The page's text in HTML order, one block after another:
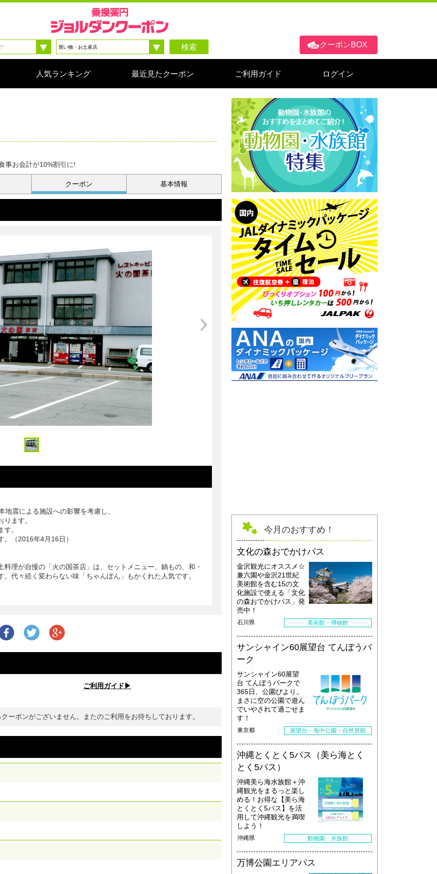
クーポンBOX
検索
人気ランキング 最近見たクーポン ご利用ガイド ログイン
事お会計が10%割引に!
クーポン 基本情報
震による施設への影響を考慮し、
ます。
。
（2016年4月16日）
理が自慢の「火の国茶店」は、セットメニュー、鍋もの、和・
代々続く変わらない味「ちゃんぽん」もかくれた人気です。
ご利用ガイド▶︎
ーポンがございません。またのご利用をお待ちしております。
今月のおすすめ！
文化の森おでかけパス
金沢観光にオススメ☆
兼六園や金沢21世紀
美術館を含む15の文
化施設で使える「文化
の森おでかけパス」発
売中！
石川県 美術館・博物館
サンシャイン60展望台 てんぼうパ
ーク
サンシャイン60展望
台 てんぼうパークで
365日、公園びより。
まさに空の公園で遊ん
でいやされて過ごせま
す！
東京都 展望台・海中公園・自然景観
沖縄とくとく5パス（美ら海とく
とく5パス）
沖縄美ら海水族館＋沖
縄観光をまるっと楽し
める！お得な【美ら海
とくとく5パス】を活
用して沖縄観光を満喫
しよう！
沖縄県 動物園・水族館
万博公園エリアパス